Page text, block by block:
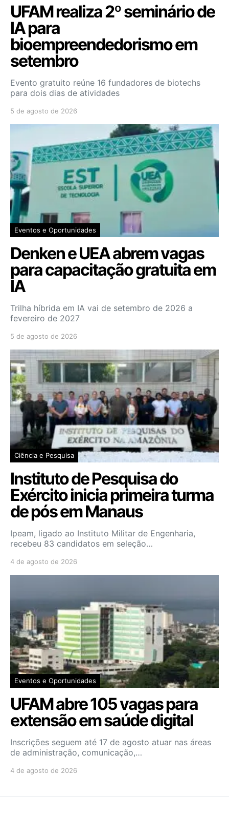
UFAM realiza 2º seminário de
IA para
bioempreendedorismo em
setembro
Evento gratuito reúne 16 fundadores de biotechs
para dois dias de atividades
5 de agosto de 2026
Eventos e Oportunidades
Denken e UEA abrem vagas
para capacitação gratuita em
IA
Trilha híbrida em IA vai de setembro de 2026 a
fevereiro de 2027
5 de agosto de 2026
Ciência e Pesquisa
Instituto de Pesquisa do
Exército inicia primeira turma
de pós em Manaus
Ipeam, ligado ao Instituto Militar de Engenharia,
recebeu 83 candidatos em seleção…
4 de agosto de 2026
Eventos e Oportunidades
UFAM abre 105 vagas para
extensão em saúde digital
Inscrições seguem até 17 de agosto atuar nas áreas
de administração, comunicação,…
4 de agosto de 2026